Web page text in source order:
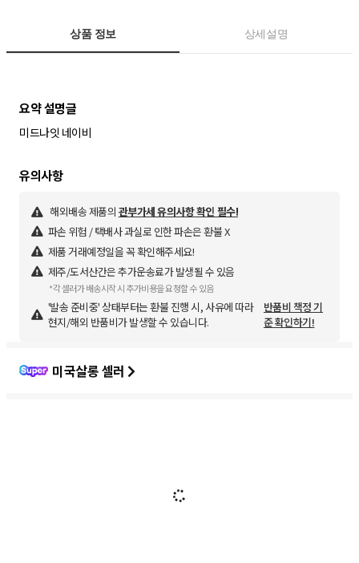
상품 정보 상세설명
미드나잇 네이비
유의사항
해외배송 제품의 관부가세 유의사항 확인 필수!
파손 위험 / 택배사 과실로 인한 파손은 환불 X
제품 거래예정일을 꼭 확인해주세요!
제주/도서산간은 추가운송료가 발생될 수 있음
*각 셀러가 배송시작 시 추가비용을 요청할 수 있음
'발송 준비중' 상태부터는 환불 진행 시, 사유에 따라
현지/해외 반품비가 발생할 수 있습니다.
반품비 책정 기
준 확인하기!
미국살롱 셀러